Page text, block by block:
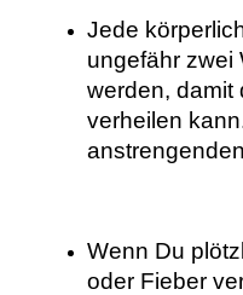
Jede
ungefähr zwei
werden, damit
verheilen
Wenn Du
oder Fieber